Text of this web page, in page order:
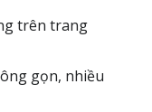
trên trang
gọn, nhiều